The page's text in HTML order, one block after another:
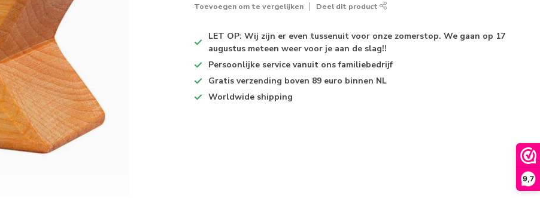
9,7
Toevoegen om te vergelijken Deel dit product
LET OP: Wij zijn er even tussenuit voor onze zomerstop. We gaan op 17
augustus meteen weer voor je aan de slag!!
Persoonlijke service vanuit ons familiebedrijf
Gratis verzending boven 89 euro binnen NL
Worldwide shipping